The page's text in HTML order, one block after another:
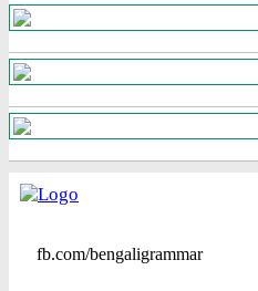
fb.com/bengaligrammar